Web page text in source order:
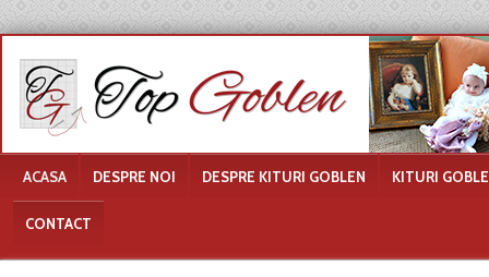
ACASA DESPRE NOI DESPRE KITURI GOBLEN KITURI
CONTACT